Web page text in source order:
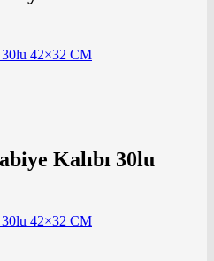
30lu 42×32 CM
Kalıbı 30lu
30lu 42×32 CM